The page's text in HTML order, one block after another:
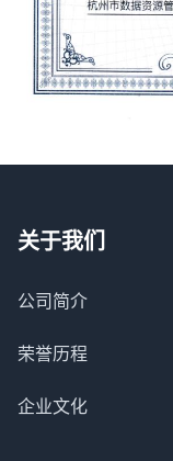
关于我们
公司简介
荣誉历程
企业文化